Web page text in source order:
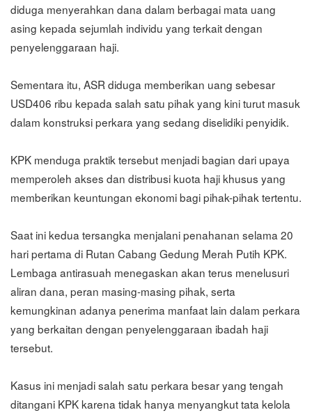
diduga menyerahkan dana dalam berbagai mata uang
asing kepada sejumlah individu yang terkait dengan
penyelenggaraan haji.
Sementara itu, ASR diduga memberikan uang sebesar
USD406 ribu kepada salah satu pihak yang kini turut masuk
dalam konstruksi perkara yang sedang diselidiki penyidik.
KPK menduga praktik tersebut menjadi bagian dari upaya
memperoleh akses dan distribusi kuota haji khusus yang
memberikan keuntungan ekonomi bagi pihak-pihak tertentu.
Saat ini kedua tersangka menjalani penahanan selama 20
hari pertama di Rutan Cabang Gedung Merah Putih KPK.
Lembaga antirasuah menegaskan akan terus menelusuri
aliran dana, peran masing-masing pihak, serta
kemungkinan adanya penerima manfaat lain dalam perkara
yang berkaitan dengan penyelenggaraan ibadah haji
tersebut.
Kasus ini menjadi salah satu perkara besar yang tengah
ditangani KPK karena tidak hanya menyangkut tata kelola